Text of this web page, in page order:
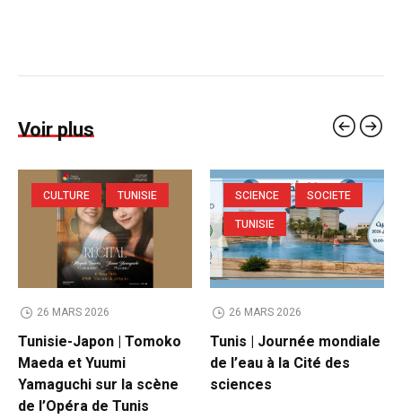
Voir plus
CULTURE TUNISIE
26 MARS 2026
Tunisie-Japon | Tomoko
Maeda et Yuumi
Yamaguchi sur la scène
de l’Opéra de Tunis
SCIENCE
SOCIETE
TUNISIE
26 MARS 2026
Tunis | Journée mondiale
de l’eau à la Cité des
sciences